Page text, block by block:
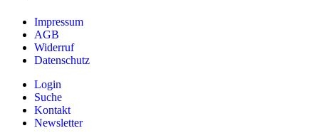
Impressum
AGB
Widerruf
Datenschutz
Login
Suche
Kontakt
Newsletter